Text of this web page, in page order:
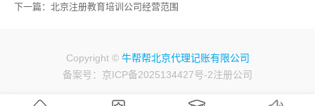
下一篇： 北京注册教育培训公司经营范围
Copyright © 牛帮帮北京代理记账有限公司
备案号：京ICP备2025134427号-2注册公司